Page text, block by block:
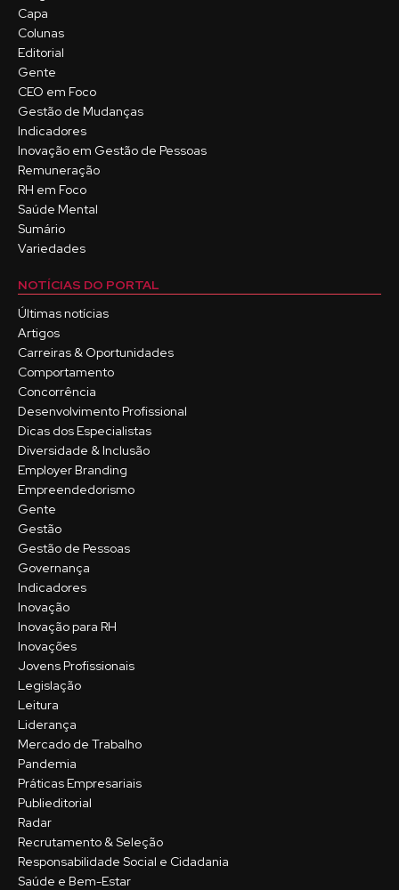
Capa
Colunas
Editorial
Gente
CEO em Foco
Gestão de Mudanças
Indicadores
Inovação em Gestão de Pessoas
Remuneração
RH em Foco
Saúde Mental
Sumário
Variedades
NOTÍCIAS DO PORTAL
Últimas notícias
Artigos
Carreiras & Oportunidades
Comportamento
Concorrência
Desenvolvimento Profissional
Dicas dos Especialistas
Diversidade & Inclusão
Employer Branding
Empreendedorismo
Gente
Gestão
Gestão de Pessoas
Governança
Indicadores
Inovação
Inovação para RH
Inovações
Jovens Profissionais
Legislação
Leitura
Liderança
Mercado de Trabalho
Pandemia
Práticas Empresariais
Publieditorial
Radar
Recrutamento & Seleção
Responsabilidade Social e Cidadania
Saúde e Bem-Estar